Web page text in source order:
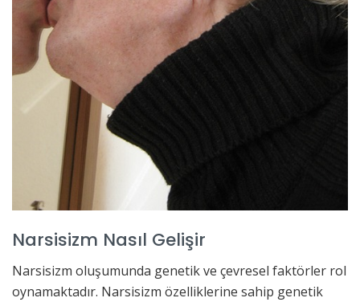
Narsisizm Nasıl Gelişir
Narsisizm oluşumunda genetik ve çevresel faktörler rol
oynamaktadır. Narsisizm özelliklerine sahip genetik